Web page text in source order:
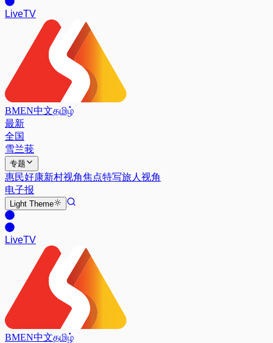
LiveTV
BMEN中文தமிழ்
最新
全国
雪兰莪
专题
惠民好康新村视角焦点特写旅人视角
电子报
Light Theme
LiveTV
BMEN中文தமிழ்